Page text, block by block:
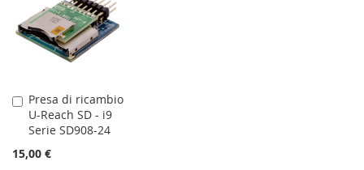
Presa di ricambio
U-Reach SD - i9
Serie SD908-24
15,00 €
Aggiungi
al
Carrello